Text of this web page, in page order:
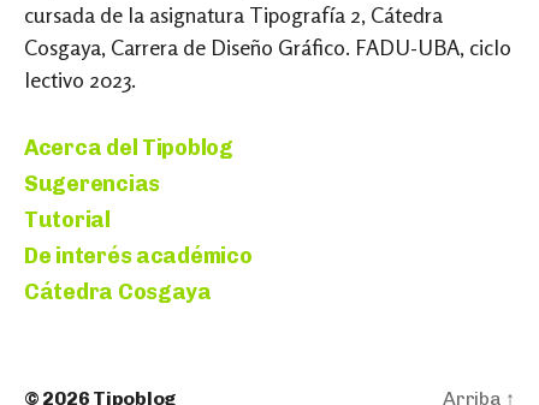
cursada de la asignatura Tipografía 2, Cátedra
Cosgaya, Carrera de Diseño Gráfico. FADU-UBA, ciclo
lectivo 2023.
Acerca del Tipoblog
Sugerencias
Tutorial
De interés académico
Cátedra Cosgaya
© 2026 Tipoblog Arriba ↑